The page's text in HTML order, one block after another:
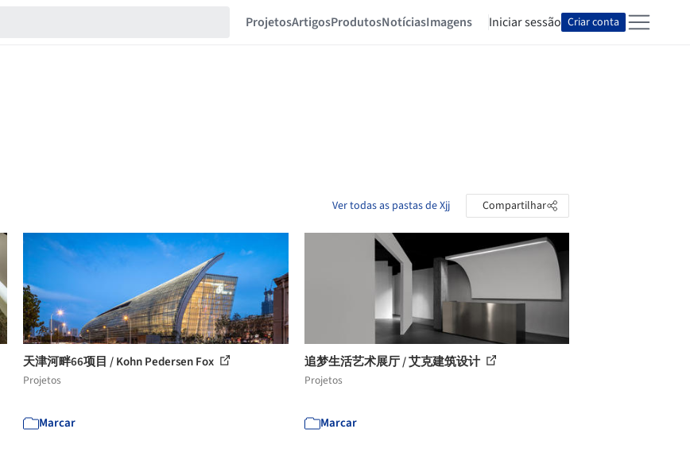
ProjetosArtigosProdutosNotíciasImagens Iniciar sessão Criar conta
Ver todas as pastas de Xjj Compartilhar
天津河畔66项目 / Kohn Pedersen Fox
Projetos
Marcar
追梦生活艺术展厅 / 艾克建筑设计
Projetos
Marcar